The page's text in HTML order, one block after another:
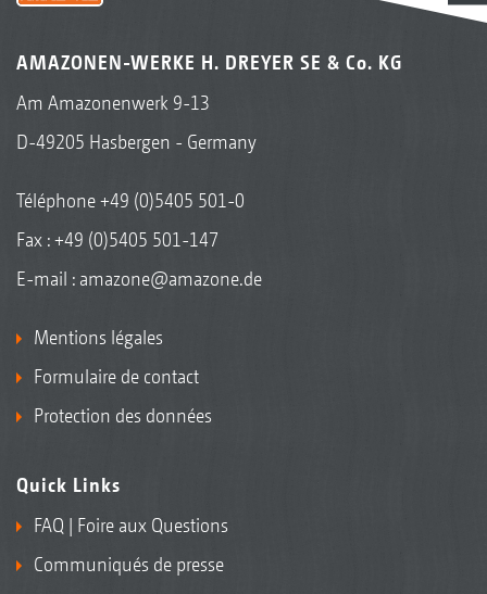
AMAZONEN-WERKE H. DREYER SE & Co. KG
Am Amazonenwerk 9-13
D-49205 Hasbergen - Germany
Téléphone+49 (0)5405 501-0
Fax : +49 (0)5405 501-147
E-mail : amazone@amazone.de
Mentions légales
Formulaire de contact
Protection des données
Quick Links
FAQ | Foire aux Questions
Communiqués de presse